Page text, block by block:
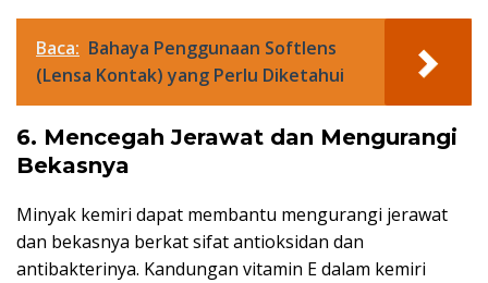
Baca: Bahaya Penggunaan Softlens
(Lensa Kontak) yang Perlu Diketahui
6. Mencegah Jerawat dan Mengurangi
Bekasnya
Minyak kemiri dapat membantu mengurangi jerawat
dan bekasnya berkat sifat antioksidan dan
antibakterinya. Kandungan vitamin E dalam kemiri